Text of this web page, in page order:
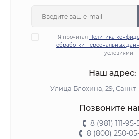
Я прочитал Политика
обработки персональных
условиями
Наш адрес:
Улица Блохина, 29,
Позвоните
8 (981) 111-95-
8 (800) 250-